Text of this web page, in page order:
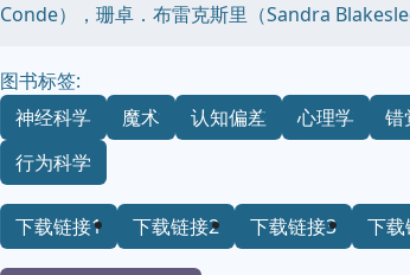
Conde），珊卓．布雷克斯里（Sandra
图书标签:
神经科学
魔术 认知偏差 心理学 错
行为科学
下载链接1 下载链接2 下载链接3 下